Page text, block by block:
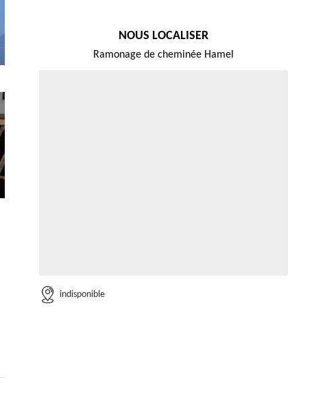
NOUS LOCALISER
Ramonage de cheminée Hamel
indisponible